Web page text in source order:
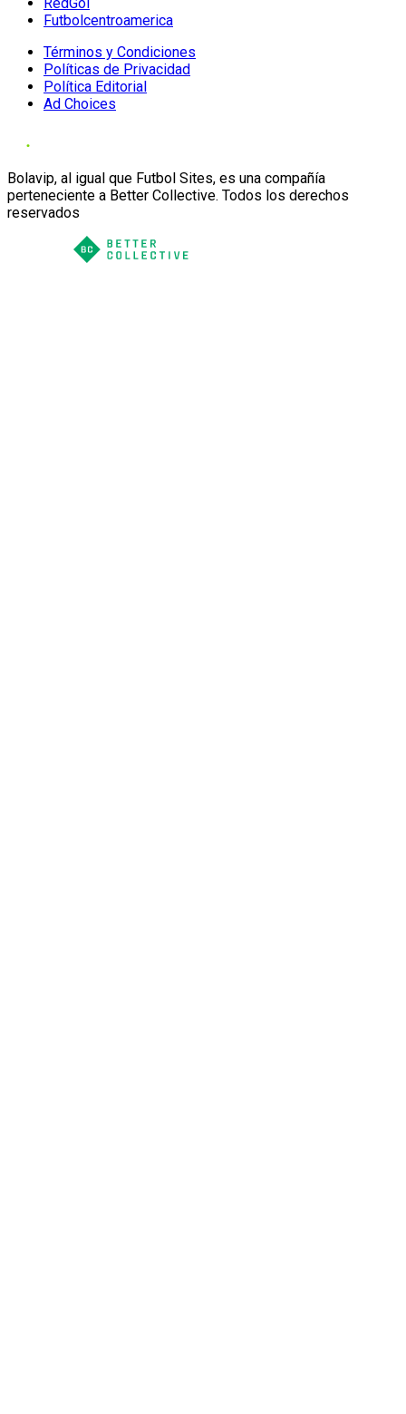
Futbolcentroamerica
Términos y Condiciones
Políticas de Privacidad
Política Editorial
Ad Choices
Bolavip, al igual que Futbol Sites, es una compañía
perteneciente a Better Collective. Todos los derechos
reservados